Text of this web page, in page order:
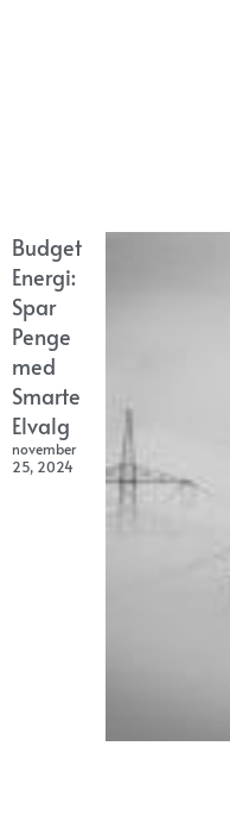
Budget
Energi:
Spar
Penge
med
Smarte
Elvalg
november
25, 2024